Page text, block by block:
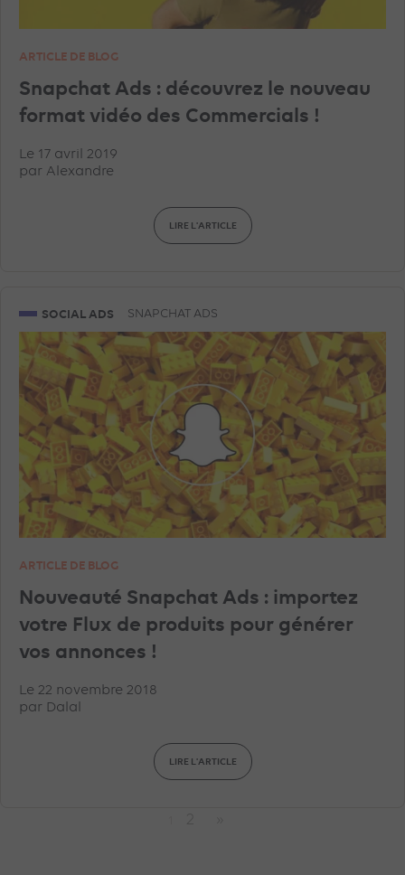
ARTICLE DE BLOG
Snapchat Ads : découvrez le nouveau
format vidéo des Commercials !
Le 17 avril 2019
par Alexandre
LIRE L'ARTICLE
SOCIAL ADS SNAPCHAT ADS
ARTICLE DE BLOG
Nouveauté Snapchat Ads : importez
votre Flux de produits pour générer
vos annonces !
Le 22 novembre 2018
par Dalal
LIRE L'ARTICLE